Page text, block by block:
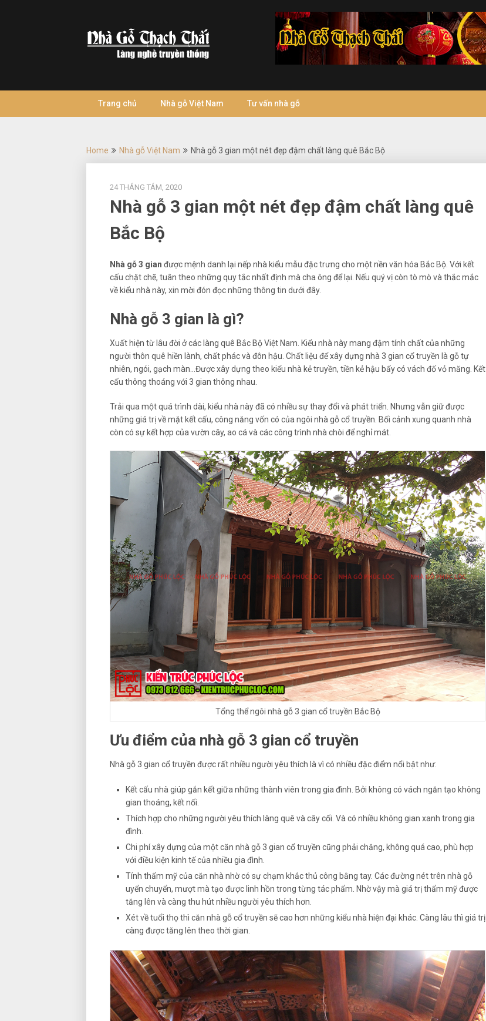
Trang chủ Nhà gỗ Việt Nam Tư vấn nhà gỗ
Home Nhà gỗ Việt Nam Nhà gỗ 3 gian một nét đẹp đậm chất làng quê Bắc Bộ
24 THÁNG TÁM, 2020
Nhà gỗ 3 gian một nét đẹp đậm chất làng quê
Bắc Bộ
Nhà gỗ 3 gian được mệnh danh lại nếp nhà kiểu mẫu đặc trưng cho một nền văn hóa Bắc Bộ. Với kết
cấu chặt chẽ, tuân theo những quy tắc nhất định mà cha ông để lại. Nếu quý vị còn tò mò và thắc mắc
về kiểu nhà này, xin mời đón đọc những thông tin dưới đây.
Nhà gỗ 3 gian là gì?
Xuất hiện từ lâu đời ở các làng quê Bắc Bộ Việt Nam. Kiểu nhà này mang đậm tính chất của những
người thôn quê hiền lành, chất phác và đôn hậu. Chất liệu để xây dựng nhà 3 gian cổ truyền là gỗ tự
nhiên, ngói, gạch màn…Được xây dựng theo kiểu nhà kẻ truyền, tiền kẻ hậu bẩy có vách đố vỏ măng. Kết
cấu thông thoáng với 3 gian thông nhau.
Trải qua một quá trình dài, kiểu nhà này đã có nhiều sự thay đổi và phát triển. Nhưng vẫn giữ được
những giá trị về mặt kết cấu, công năng vốn có của ngôi nhà gỗ cổ truyền. Bối cảnh xung quanh nhà
còn có sự kết hợp của vườn cây, ao cá và các công trình nhà chòi để nghỉ mát.
Tổng thể ngôi nhà gỗ 3 gian cổ truyền Bắc Bộ
Ưu điểm của nhà gỗ 3 gian cổ truyền
Nhà gỗ 3 gian cổ truyền được rất nhiều người yêu thích là vì có nhiều đặc điểm nổi bật như:
Kết cấu nhà giúp gắn kết giữa những thành viên trong gia đình. Bởi không có vách ngăn tạo không
gian thoáng, kết nối.
Thích hợp cho những người yêu thích làng quê và cây cối. Và có nhiều không gian xanh trong gia
đình.
Chi phí xây dựng của một căn nhà gỗ 3 gian cổ truyền cũng phải chăng, không quá cao, phù hợp
với điều kiện kinh tế của nhiều gia đình.
Tính thẩm mỹ của căn nhà nhờ có sự chạm khắc thủ công bằng tay. Các đường nét trên nhà gỗ
uyển chuyển, mượt mà tạo được linh hồn trong từng tác phẩm. Nhờ vậy mà giá trị thẩm mỹ được
tăng lên và càng thu hút nhiều người yêu thích hơn.
Xét về tuổi thọ thì căn nhà gỗ cổ truyền sẽ cao hơn những kiểu nhà hiện đại khác. Càng lâu thì giá trị
càng được tăng lên theo thời gian.